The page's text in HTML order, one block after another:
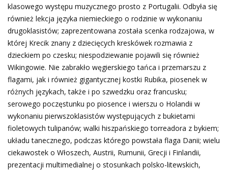
klasowego występu muzycznego prosto z Portugalii. Odbyła się
również lekcja języka niemieckiego o rodzinie w wykonaniu
drugoklasistów; zaprezentowana została scenka rodzajowa, w
której Krecik znany z dziecięcych kreskówek rozmawia z
dzieckiem po czesku; niespodziewanie pojawili się również
Wikingowie. Nie zabrakło węgierskiego tańca i przemarszu z
flagami, jak i również gigantycznej kostki Rubika, piosenek w
różnych językach, także i po szwedzku oraz francusku;
serowego poczęstunku po piosence i wierszu o Holandii w
wykonaniu pierwszoklasistów występujących z bukietami
fioletowych tulipanów; walki hiszpańskiego torreadora z bykiem;
układu tanecznego, podczas którego powstała flaga Danii; wielu
ciekawostek o Włoszech, Austrii, Rumunii, Grecji i Finlandii,
prezentacji multimedialnej o stosunkach polsko-litewskich,